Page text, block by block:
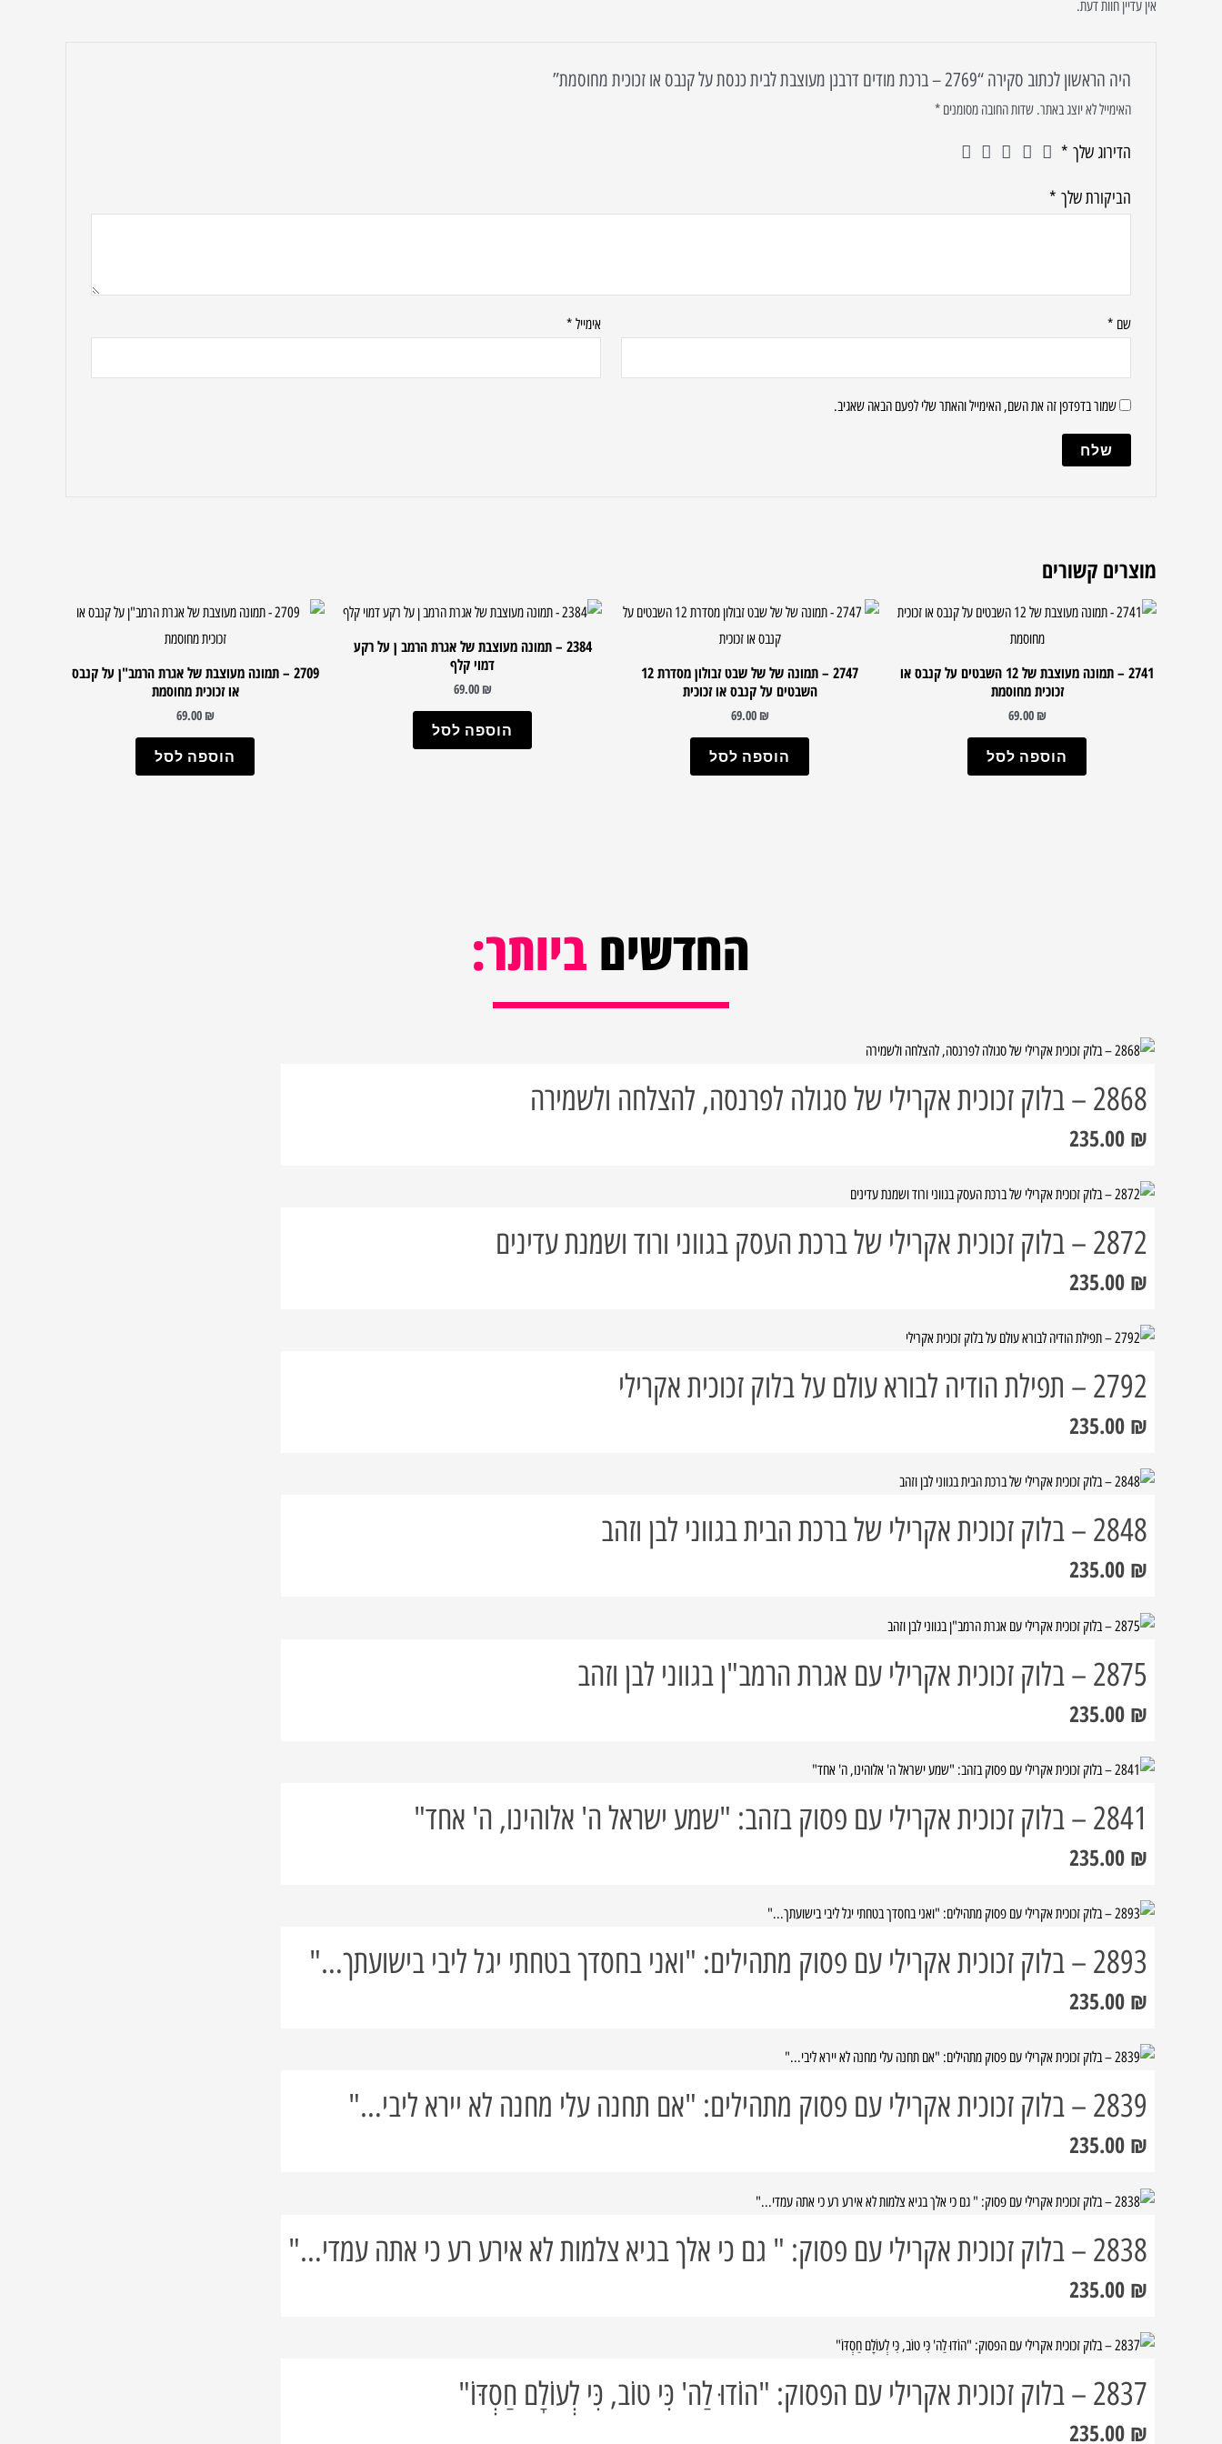
אין עדיין חוות דעת.
היה הראשון לכתוב סקירה “2769 – ברכת מודים דרבנן מעוצבת לבית כנסת על קנבס או זכוכית מחוסמת”
האימייל לא יוצג באתר. שדות החובה מסומנים *
הדירוג שלך *
הביקורת שלך *
שם * אימייל*
שמור בדפדפן זה את השם, האימייל והאתר שלי לפעם הבאה שאגיב.
מוצרים קשורים
2741 – תמונה מעוצבת של 12 השבטים על קנבס או
זכוכית מחוסמת
69.00 ₪
הוספה לסל
2747 – תמונה של של שבט זבולון מסדרת 12
השבטים על קנבס או זכוכית
69.00 ₪
הוספה לסל
2384 – תמונה מעוצבת של אגרת הרמב ן על רקע
דמוי קלף
69.00 ₪
הוספה לסל
2709 – תמונה מעוצבת של אגרת הרמב"ן על קנבס
או זכוכית מחוסמת
69.00 ₪
הוספה לסל
החדשים ביותר:
2868 – בלוק זכוכית אקרילי של סגולה לפרנסה, להצלחה ולשמירה
235.00 ₪
2872 – בלוק זכוכית אקרילי של ברכת העסק בגווני ורוד ושמנת עדינים
235.00 ₪
2792 – תפילת הודיה לבורא עולם על בלוק זכוכית אקרילי
235.00 ₪
2848 – בלוק זכוכית אקרילי של ברכת הבית בגווני לבן וזהב
235.00 ₪
2875 – בלוק זכוכית אקרילי עם אגרת הרמב"ן בגווני לבן וזהב
235.00 ₪
2841 – בלוק זכוכית אקרילי עם פסוק בזהב: "שמע ישראל ה' אלוהינו, ה' אחד"
235.00 ₪
2893 – בלוק זכוכית אקרילי עם פסוק מתהילים: "ואני בחסדך בטחתי יגל ליבי בישועתך…"
235.00 ₪
2839 – בלוק זכוכית אקרילי עם פסוק מתהילים: "אם תחנה עלי מחנה לא יירא ליבי…"
235.00 ₪
2838 – בלוק זכוכית אקרילי עם פסוק: " גם כי אלך בגיא צלמות לא אירע רע כי אתה עמדי…"
235.00 ₪
2837 – בלוק זכוכית אקרילי עם הפסוק: "הוֹדוּ לַה' כִּי טוֹב, כִּי לְעוֹלָם חַסְדּוֹ"
235.00 ₪